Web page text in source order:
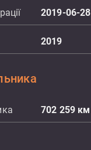
2019-06-28
2019
702 259 км